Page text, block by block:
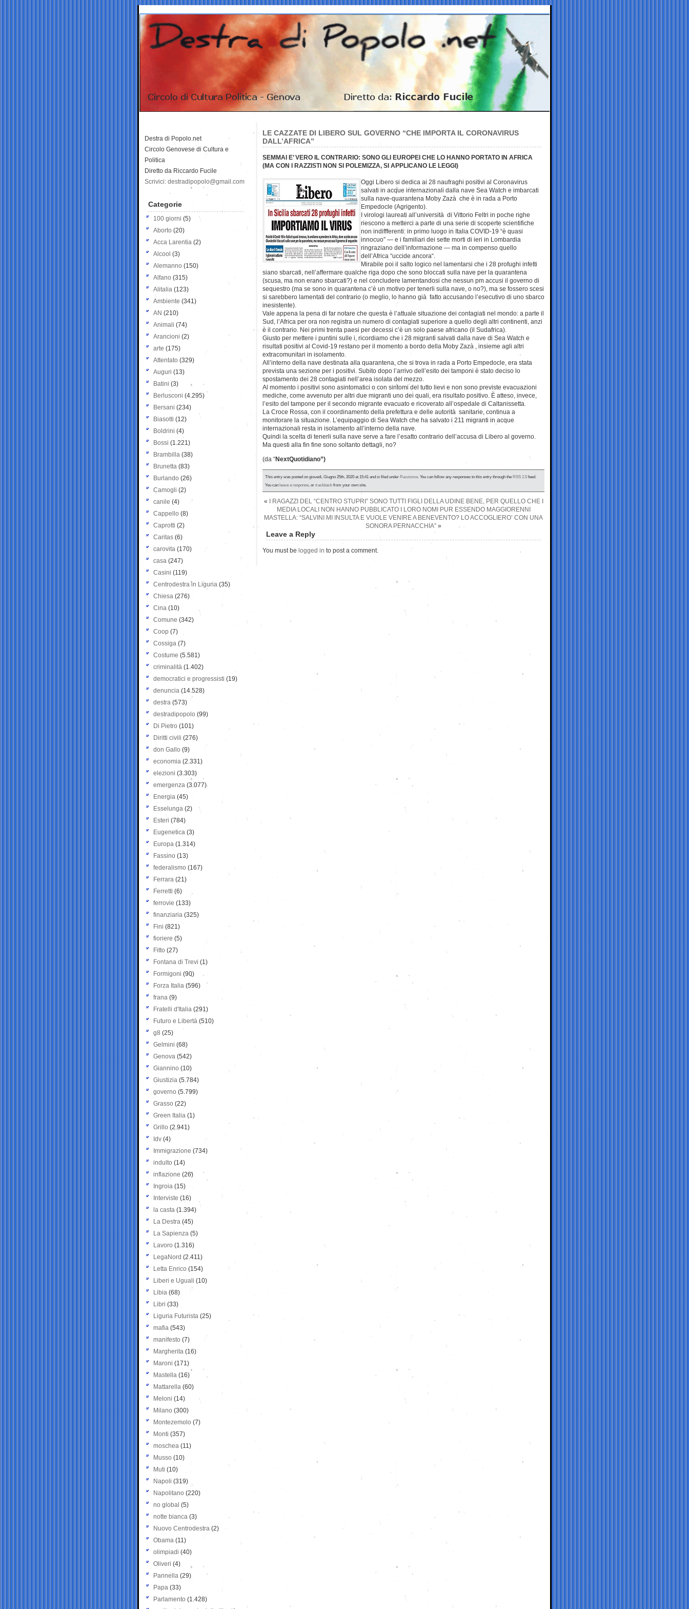
LE CAZZATE DI LIBERO SUL GOVERNO “CHE IMPORTA IL CORONAVIRUS
DALL’AFRICA”
SEMMAI E’ VERO IL CONTRARIO: SONO GLI EUROPEI CHE LO HANNO PORTATO IN AFRICA
(MA CON I RAZZISTI NON SI POLEMIZZA, SI APPLICANO LE LEGGI)
Oggi Libero si dedica ai 28 naufraghi positivi al Coronavirus
salvati in acque internazionali dalla nave Sea Watch e imbarcati
sulla nave-quarantena Moby Zazà che è in rada a Porto
Empedocle (Agrigento).
I virologi laureati all’università di Vittorio Feltri in poche righe
riescono a metterci a parte di una serie di scoperte scientifiche
non indiffferenti: in primo luogo in Italia COVID-19 “è quasi
innocuo” — e i familiari dei sette morti di ieri in Lombardia
ringraziano dell’informazione — ma in compenso quello
dell’Africa “uccide ancora“.
Mirabile poi il salto logico nel lamentarsi che i 28 profughi infetti
siano sbarcati, nell’affermare qualche riga dopo che sono bloccati sulla nave per la quarantena
(scusa, ma non erano sbarcati?) e nel concludere lamentandosi che nessun pm accusi il governo di
sequestro (ma se sono in quarantena c’è un motivo per tenerli sulla nave, o no?), ma se fossero scesi
si sarebbero lamentati del contrario (o meglio, lo hanno già fatto accusando l’esecutivo di uno sbarco
inesistente).
Vale appena la pena di far notare che questa è l’attuale situazione dei contagiati nel mondo: a parte il
Sud, l’Africa per ora non registra un numero di contagiati superiore a quello degli altri continenti, anzi
è il contrario. Nei primi trenta paesi per decessi c’è un solo paese africano (il Sudafrica).
Giusto per mettere i puntini sulle i, ricordiamo che i 28 migranti salvati dalla nave di Sea Watch e
risultati positivi al Covid-19 restano per il momento a bordo della Moby Zazà , insieme agli altri
extracomunitari in isolamento.
All’interno della nave destinata alla quarantena, che si trova in rada a Porto Empedocle, era stata
prevista una sezione per i positivi. Subito dopo l’arrivo dell’esito dei tamponi è stato deciso lo
spostamento dei 28 contagiati nell’area isolata del mezzo.
Al momento i positivi sono asintomatici o con sintomi del tutto lievi e non sono previste evacuazioni
mediche, come avvenuto per altri due migranti uno dei quali, era risultato positivo. È atteso, invece,
l’esito del tampone per il secondo migrante evacuato e ricoverato all’ospedale di Caltanissetta.
La Croce Rossa, con il coordinamento della prefettura e delle autorità sanitarie, continua a
monitorare la situazione. L’equipaggio di Sea Watch che ha salvato i 211 migranti in acque
internazionali resta in isolamento all’interno della nave.
Quindi la scelta di tenerli sulla nave serve a fare l’esatto contrario dell’accusa di Libero al governo.
Ma questi alla fin fine sono soltanto dettagli, no?
(da “NextQuotidiano”)
This entry was posted on giovedì, Giugno 25th, 2020 at 15:41 and is filed underRazzismo. You can follow any responses to this entry through theRSS 2.0feed.
You canleave a response, ortrackbackfrom your own site.
«
I RAGAZZI DEL “CENTRO STUPRI” SONO TUTTI FIGLI DELLA UDINE BENE, PER QUELLO CHE I
MEDIA LOCALI NON HANNO PUBBLICATO I LORO NOMI PUR ESSENDO MAGGIORENNI
MASTELLA: “SALVINI MI INSULTA E VUOLE VENIRE A BENEVENTO? LO ACCOGLIERO’ CON UNA
SONORA PERNACCHIA” »
Leave a Reply
You must be logged in to post a comment.
Destra di Popolo.net
Circolo Genovese di Cultura e
Politica
Diretto da Riccardo Fucile
Scrivici: destradipopolo@gmail.com
Categorie
100 giorni (5)
Aborto (20)
Acca Larentia (2)
Alcool (3)
Alemanno (150)
Alfano (315)
Alitalia (123)
Ambiente (341)
AN (210)
Animali (74)
Arancioni (2)
arte (175)
Attentato (329)
Auguri (13)
Batini (3)
Berlusconi (4.295)
Bersani (234)
Biasotti (12)
Boldrini (4)
Bossi (1.221)
Brambilla (38)
Brunetta (83)
Burlando (26)
Camogli (2)
canile (4)
Cappello (8)
Caprotti (2)
Caritas (6)
carovita (170)
casa (247)
Casini (119)
Centrodestra in Liguria (35)
Chiesa (276)
Cina (10)
Comune (342)
Coop (7)
Cossiga (7)
Costume (5.581)
criminalità (1.402)
democratici e progressisti (19)
denuncia (14.528)
destra (573)
destradipopolo (99)
Di Pietro (101)
Diritti civili (276)
don Gallo (9)
economia (2.331)
elezioni (3.303)
emergenza (3.077)
Energia (45)
Esselunga (2)
Esteri (784)
Eugenetica (3)
Europa (1.314)
Fassino (13)
federalismo (167)
Ferrara (21)
Ferretti (6)
ferrovie (133)
finanziaria (325)
Fini (821)
fioriere (5)
Fitto (27)
Fontana di Trevi (1)
Formigoni (90)
Forza Italia (596)
frana (9)
Fratelli d'Italia (291)
Futuro e Libertà (510)
g8 (25)
Gelmini (68)
Genova (542)
Giannino (10)
Giustizia (5.784)
governo (5.799)
Grasso (22)
Green Italia (1)
Grillo (2.941)
Idv (4)
Immigrazione (734)
indulto (14)
inflazione (26)
Ingroia (15)
Interviste (16)
la casta (1.394)
La Destra (45)
La Sapienza (5)
Lavoro (1.316)
LegaNord (2.411)
Letta Enrico (154)
Liberi e Uguali (10)
Libia (68)
Libri (33)
Liguria Futurista (25)
mafia (543)
manifesto (7)
Margherita (16)
Maroni (171)
Mastella (16)
Mattarella (60)
Meloni (14)
Milano (300)
Montezemolo (7)
Monti (357)
moschea (11)
Musso (10)
Muti (10)
Napoli (319)
Napolitano (220)
no global (5)
notte bianca (3)
Nuovo Centrodestra (2)
Obama (11)
olimpiadi (40)
Oliveri (4)
Pannella (29)
Papa (33)
Parlamento (1.428)